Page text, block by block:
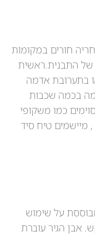
חורים במקומות
של התבנית.ראשית
בתערובת אדמה
בכמה שכבות
כמו משקופי
מיישמים טיח סיד
על שימוש
אבן הגיר עוברת